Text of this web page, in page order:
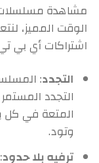
مشاهدة
الوقت المميز،
اشتراكات أي بي
التجدد:
التجدد
المتعة في كل
وتود.
ترفيه بلا حدود